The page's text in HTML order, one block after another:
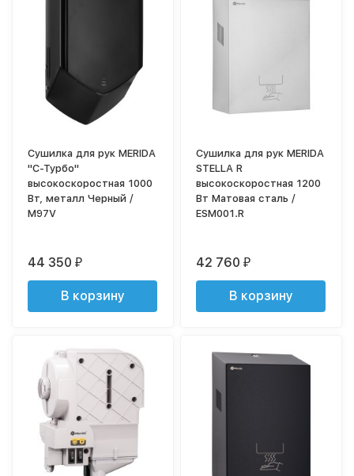
Сушилка для рук MERIDA
"С-Турбо"
высокоскоростная 1000
Вт, металл Черный /
M97V
44 350₽
В корзину
Сушилка для рук MERIDA
STELLA R
высокоскоростная 1200
Вт Матовая сталь /
ESM001.R
42 760₽
В корзину